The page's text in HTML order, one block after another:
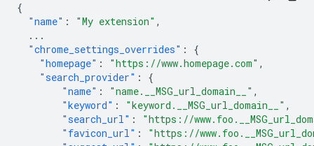
{
"name" : "My extension" ,
...
"chrome_settings_overrides" :
{
"homepage" : "https://www.homepage.com" ,
"search_provider" :
{
"name" : "name.__MSG_url_domain__" ,
"keyword" : "keyword.__MSG_url_domain__" ,
"search_url" :
"https://
"favicon_url" :
"https://